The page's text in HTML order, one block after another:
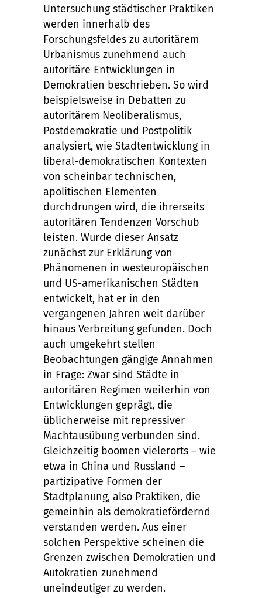
Untersuchung städtischer Praktiken
werden innerhalb des
Forschungsfeldes zu autoritärem
Urbanismus zunehmend auch
autoritäre Entwicklungen in
Demokratien beschrieben. So wird
beispielsweise in Debatten zu
autoritärem Neoliberalismus,
Postdemokratie und Postpolitik
analysiert, wie Stadtentwicklung in
liberal-demokratischen Kontexten
von scheinbar technischen,
apolitischen Elementen
durchdrungen wird, die ihrerseits
autoritären Tendenzen Vorschub
leisten. Wurde dieser Ansatz
zunächst zur Erklärung von
Phänomenen in westeuropäischen
und US-amerikanischen Städten
entwickelt, hat er in den
vergangenen Jahren weit darüber
hinaus Verbreitung gefunden. Doch
auch umgekehrt stellen
Beobachtungen gängige Annahmen
in Frage: Zwar sind Städte in
autoritären Regimen weiterhin von
Entwicklungen geprägt, die
üblicherweise mit repressiver
Machtausübung verbunden sind.
Gleichzeitig boomen vielerorts – wie
etwa in China und Russland –
partizipative Formen der
Stadtplanung, also Praktiken, die
gemeinhin als demokratiefördernd
verstanden werden. Aus einer
solchen Perspektive scheinen die
Grenzen zwischen Demokratien und
Autokratien zunehmend
uneindeutiger zu werden.